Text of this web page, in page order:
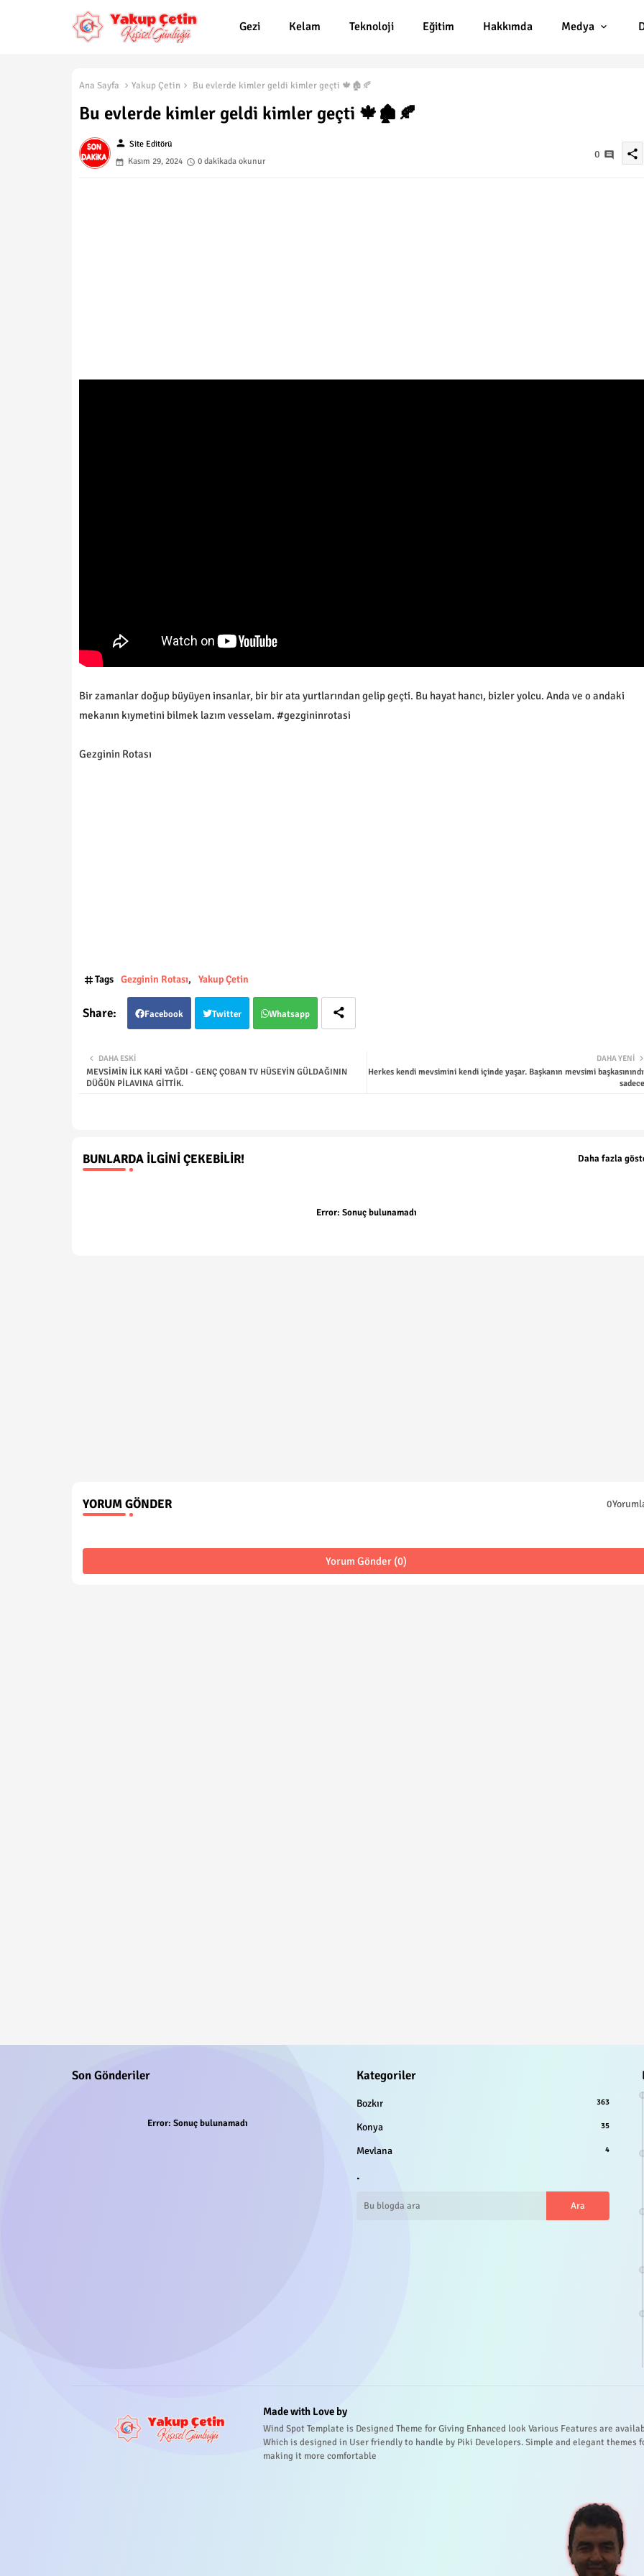
Gezi Kelam Teknoloji Eğitim Hakkımda Medya
Ana Sayfa Yakup Çetin Bu evlerde kimler geldi kimler geçti 🍁🏚️🍂
Bu evlerde kimler geldi kimler geçti 🍁🏚️🍂
person Site Editörü
Kasım 29, 2024
0 dakikada okunur
0 share
Bir zamanlar doğup büyüyen insanlar, bir bir ata yurtlarından gelip geçti. Bu hayat hancı, bizler yolcu. Anda ve o andaki
mekanın kıymetini bilmek lazım vesselam. #gezgininrotasi
Gezginin Rotası
Tags Gezginin Rotası Yakup Çetin
Facebook Twitter Whatsapp
DAHA YENI
Herkes kendi mevsimini kendi içinde yaşar. Başkanın mevsimi
DAHA ESKI
MEVSİMİN İLK KARİ YAĞDI - GENÇ ÇOBAN TV HÜSEYİN GÜLDAĞININ
DÜĞÜN PİLAVINA GİTTİK.
BUNLARDA İLGINI ÇEKEBILIR! Daha fazla
Error: Sonuç bulunamadı
YORUM GÖNDER
Yorum Gönder (0)
Son Gönderiler
Error: Sonuç bulunamadı
Kategoriler
Bozkır 363
Konya 35
Mevlana 4
.
Made with Love by
Wind Spot Template is Designed Theme for Giving Enhanced look Various Features are
Which is designed in User friendly to handle by Piki Developers. Simple and elegant themes
making it more comfortable